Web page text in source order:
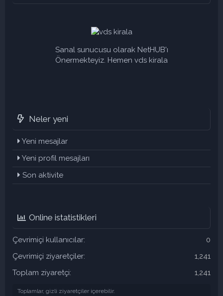
Sanal sunucusu olarak NetHUB'ı
Önermekteyiz. Hemen vds kirala
Neler yeni
Yeni mesajlar
Yeni profil mesajları
Son aktivite
Online istatistikleri
Çevrimiçi kullanıcılar
0
Çevrimiçi ziyaretçiler
1,241
Toplam ziyaretçi
1,241
Toplamlar, gizli ziyaretçiler içerebilir.